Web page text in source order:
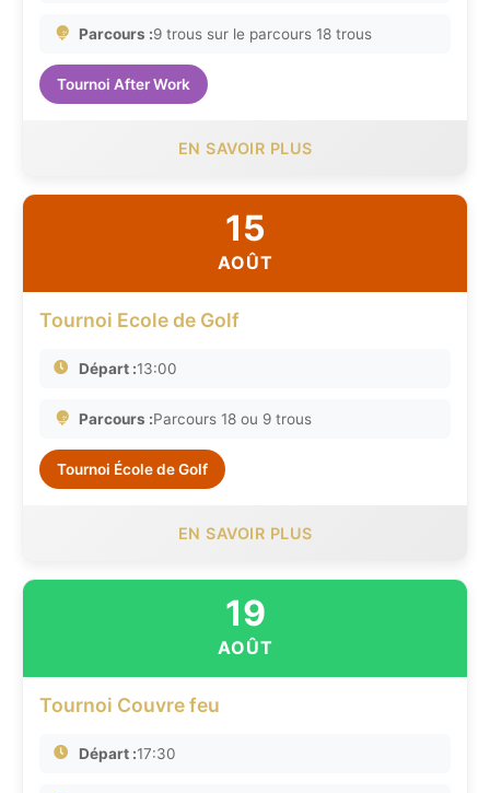
Parcours :9 trous sur le parcours 18 trous
Tournoi After Work
EN SAVOIR PLUS
15
AOÛT
Tournoi Ecole de Golf
Départ :13:00
Parcours :Parcours 18 ou 9 trous
Tournoi École de Golf
EN SAVOIR PLUS
19
AOÛT
Tournoi Couvre feu
Départ :17:30